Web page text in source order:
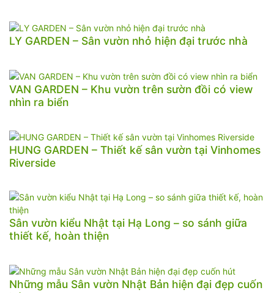
LY GARDEN – Sân vườn nhỏ hiện đại trước nhà
VAN GARDEN – Khu vườn trên sườn đồi có view
nhìn ra biển
HUNG GARDEN – Thiết kế sân vườn tại Vinhomes
Riverside
Sân vườn kiểu Nhật tại Hạ Long – so sánh giữa
thiết kế, hoàn thiện
Những mẫu Sân vườn Nhật Bản hiện đại đẹp cuốn